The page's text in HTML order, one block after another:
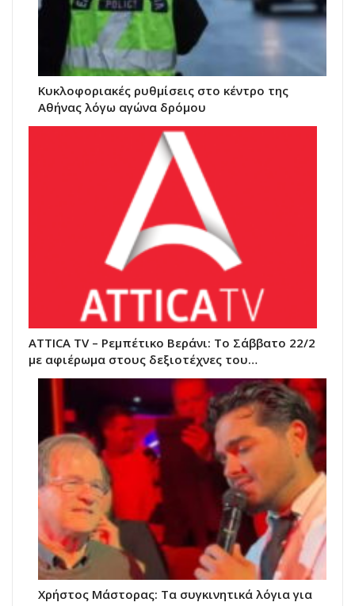
Κυκλοφοριακές ρυθμίσεις στο κέντρο της
Αθήνας λόγω αγώνα δρόμου
ATTICA TV – Ρεμπέτικο Βεράνι: Το Σάββατο 22/2
με αφιέρωμα στους δεξιοτέχνες του…
Χρήστος Μάστορας: Τα συγκινητικά λόγια για